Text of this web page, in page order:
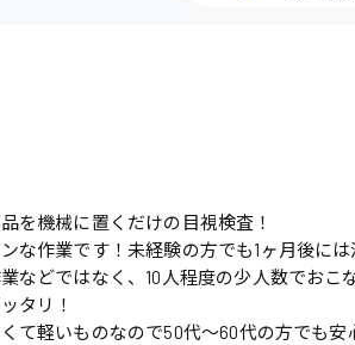
を機械に置くだけの目視検査！
な作業です！未経験の方でも1ヶ月後には
などではなく、10人程度の少人数でおこ
タリ！
て軽いものなので50代〜60代の方でも安